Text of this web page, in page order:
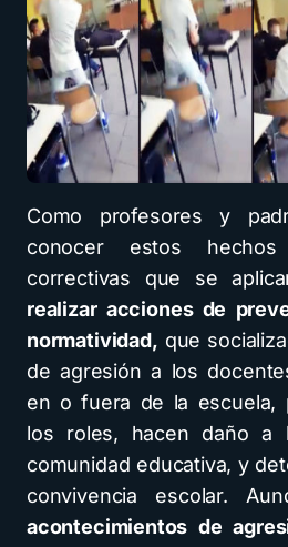
Como profesores y
conocer estos
correctivas que se
realizar acciones de
normatividad, que
de agresión a los
en o fuera de la escuela,
los roles, hacen daño a
comunidad educativa, y
convivencia escolar.
acontecimientos de